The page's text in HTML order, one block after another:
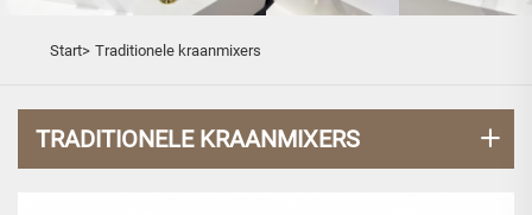
Start> Traditionele kraanmixers
TRADITIONELE KRAANMIXERS